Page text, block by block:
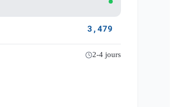
3,479
2-4 jours